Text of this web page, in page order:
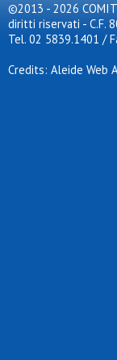
©2013 - 2026
diritti riservati - C.F.
Tel. 02 5839.1401 /
Credits: Aleide Web